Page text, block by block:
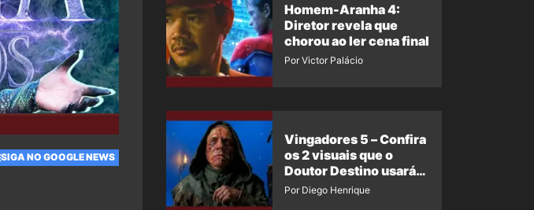
SIGA NO GOOGLE NEWS
Homem-Aranha 4:
Diretor revela que
chorou ao ler cena final
Por Victor Palácio
Vingadores 5 – Confira
os 2 visuais que o
Doutor Destino usará
no filme
Por Diego Henrique